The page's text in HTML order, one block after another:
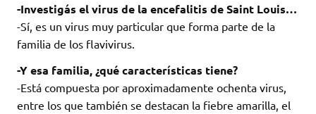
-Investigás el virus de la encefalitis de Saint Louis…
-Sí, es un virus muy particular que forma parte de la
familia de los flavivirus.
-Y esa familia, ¿qué características tiene?
-Está compuesta por aproximadamente ochenta virus,
entre los que también se destacan la fiebre amarilla, el